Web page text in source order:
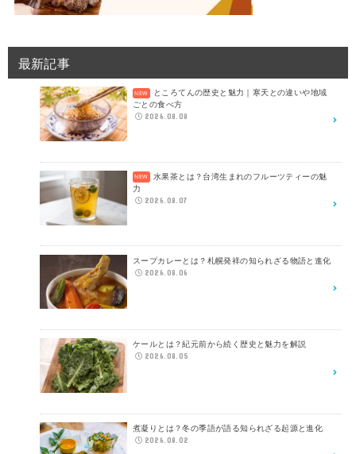
最新記事
ところてんの歴史と魅力｜寒天との違いや地域
ごとの食べ方
2026.08.08
水果茶とは？台湾生まれのフルーツティーの魅
力
2026.08.07
スープカレーとは？札幌発祥の知られざる物語と進化
2026.08.06
ケールとは？紀元前から続く歴史と魅力を解説
2026.08.05
煮凝りとは？冬の季語が語る知られざる起源と進化
2026.08.02